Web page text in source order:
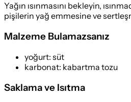
Yağın ısınmasını bekleyin,
pişilerin yağ emmesine ve
Malzeme Bulamazsanız
yoğurt: süt
karbonat: kabartma tozu
Saklama ve Isıtma